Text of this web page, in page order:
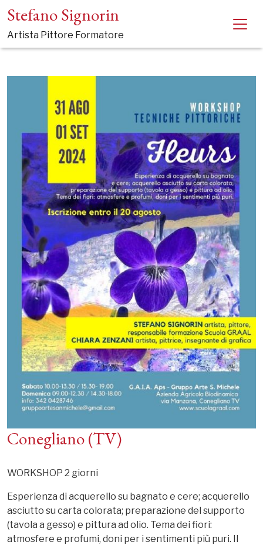
Stefano Signorin
Artista Pittore Formatore
Conegliano (TV)
WORKSHOP 2 giorni
Esperienza di acquerello su bagnato e cere; acquerello
asciutto su carta colorata; preparazione del supporto
(tavola a gesso) e pittura ad olio. Tema dei fiori:
atmosfere e profumi, doni per i sentimenti più puri. Il